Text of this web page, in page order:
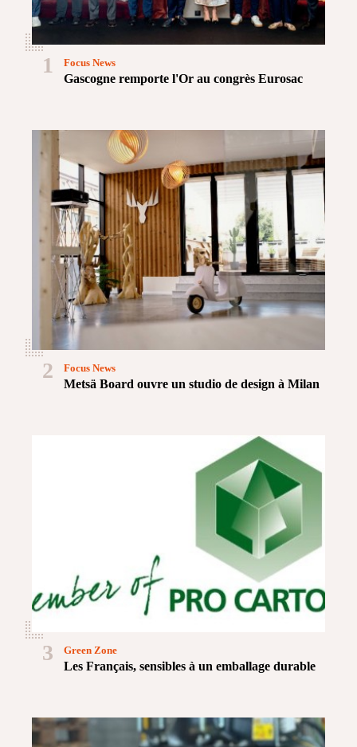
1
Gascogne remporte l'Or au congrès Eurosac
Focus News
2
Metsä Board ouvre un studio de design à Milan
Focus News
3
Les Français, sensibles à un emballage durable
Green Zone